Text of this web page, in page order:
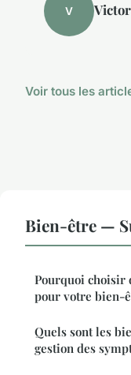
V Victor
Voir tous les
Bien-être —
Pourquoi choisir
pour votre bien-
Quels sont les
gestion des